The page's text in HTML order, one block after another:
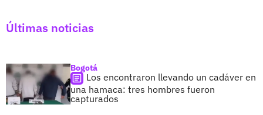
Últimas noticias
Bogotá
Los encontraron llevando un cadáver en
una hamaca: tres hombres fueron
capturados